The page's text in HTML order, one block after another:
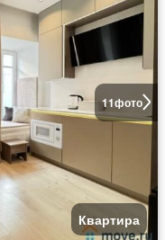
11фото
Квартира